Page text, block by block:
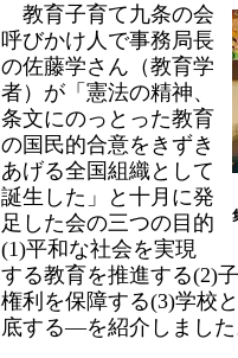
教育子育て九条の会
呼びかけ人で事務局長
の佐藤学さん（教育学
者）が「憲法の精神、
条文にのっとった教育
の国民的合意をきずき
あげる全国組織として
誕生した」と十月に発
足した会の三つの目的
(1)平和な社会を実現
する教育を推進する(2)
権利を保障する(3)学校
底する―を紹介しまし